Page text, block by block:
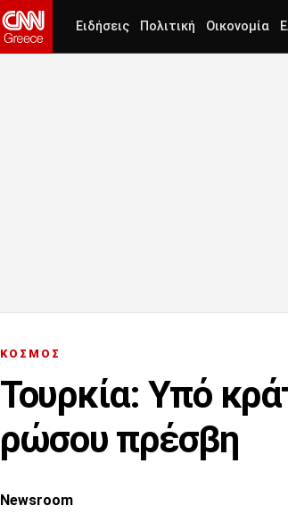
Ειδήσεις Πολιτική Οικονομία
ΚΟΣΜΟΣ
Τουρκία: Υπό
ρώσου πρέσβη
Newsroom